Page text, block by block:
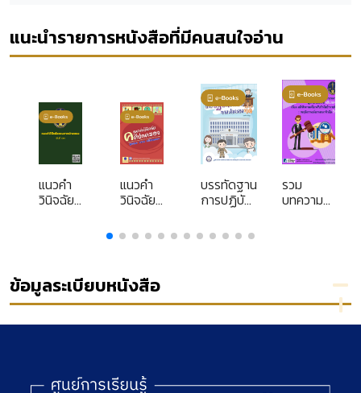
แนะนำรายการหนังสือที่มีคนสนใจอ่าน
แนวคำ
วินิจฉัย
แนวคำ
วินิจฉัย
ปกครอง
ชุด สาระ
คดี
ปกครอง
บรรทัดฐาน
การปฏิบัติ
ทาง
ปกครองที่
รวม
บทความ
ข้าราชการ :
พฤติการณ์
ข้อมูลระเบียบหนังสือ